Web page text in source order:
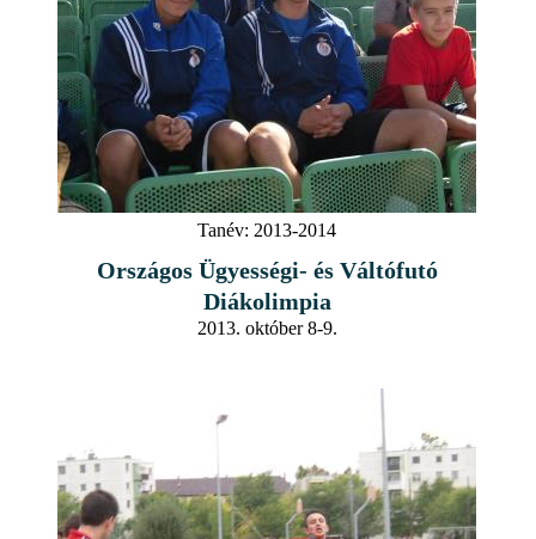
Tanév: 2013-2014
Országos Ügyességi- és Váltófutó
Diákolimpia
2013. október 8-9.